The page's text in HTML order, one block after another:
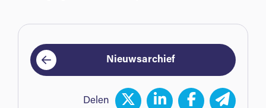
Nieuwsarchief
Delen